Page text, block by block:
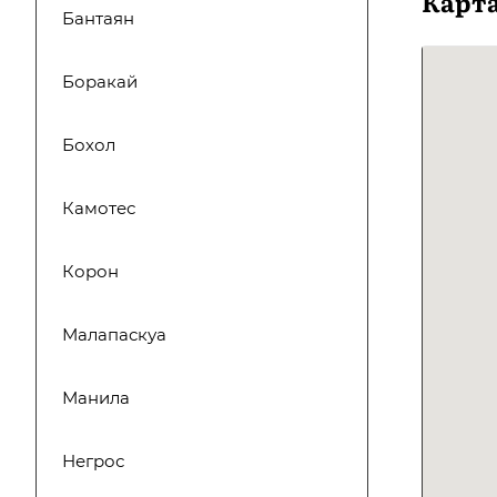
Бантаян
Боракай
Бохол
Камотес
Корон
Малапаскуа
Манила
Негрос